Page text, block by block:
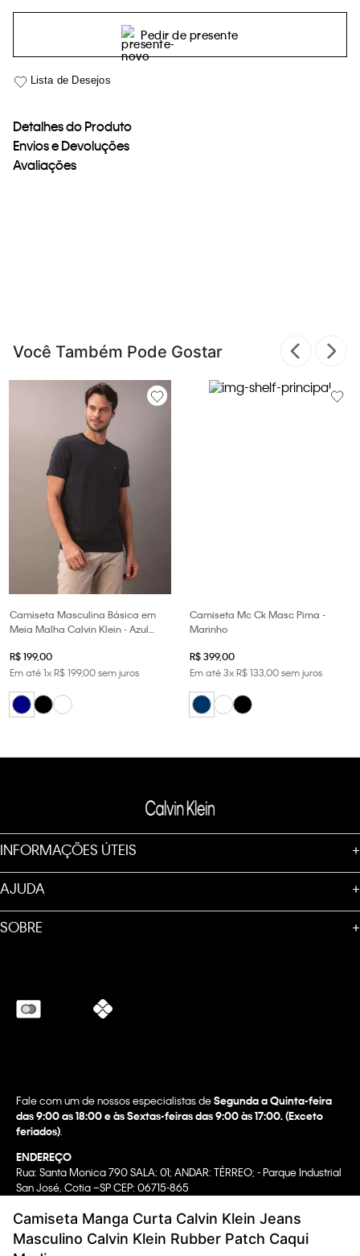
Pedir de presente
Detalhes do Produto
Envios e Devoluções
Avaliações
Camiseta Manga Curta Calvin Klein Jeans
Masculino Calvin Klein Rubber Patch Caqui
Você Também Pode Gostar
Camiseta Masculina Básica em
Meia Malha Calvin Klein - Azul
R$199,00
Em até1xR$199,00sem juros
Camiseta Mc Ck Masc Pima -
Marinho
R$399,00
Em até3xR$13300sem juros
INFORMAÇÕES ÚTEIS +
AJUDA +
SOBRE +
Fale com um de nossos especialistas deSegunda a Quinta-feira
das 9:00 as 18:00 e às Sextas-feiras das 9:00 às 17:00. (Exceto
feriados)
ENDEREÇO
Rua: Santa Monica 790 SALA: 01; ANDAR: TÉRREO; - Parque Industrial
San José, Cotia –SP CEP: 06715-865
Copyright @2022 Calvin Klein. All rights reserved.
WBR INDUSTRIA E COMERCIO DE VESTUARIO LTDA.